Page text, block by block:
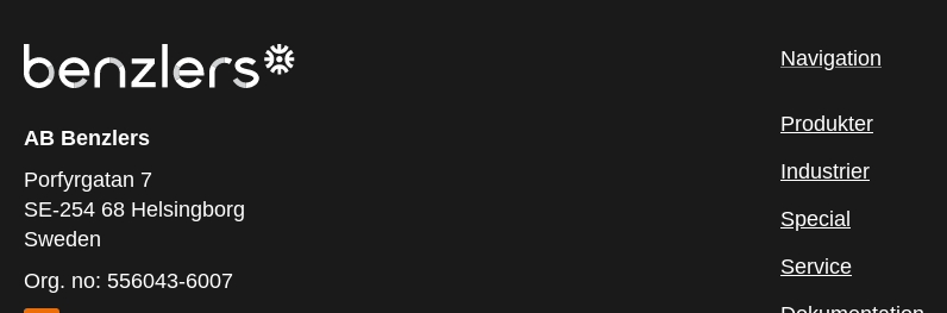
AB Benzlers
Porfyrgatan 7
SE-254 68 Helsingborg
Sweden
Org. no: 556043-6007
Navigation
Produkter
Industrier
Special
Service